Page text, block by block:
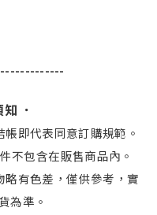
．
即代表同意訂購規範。
不包含在販售商品內。
有色差，僅供參考，實
為準。